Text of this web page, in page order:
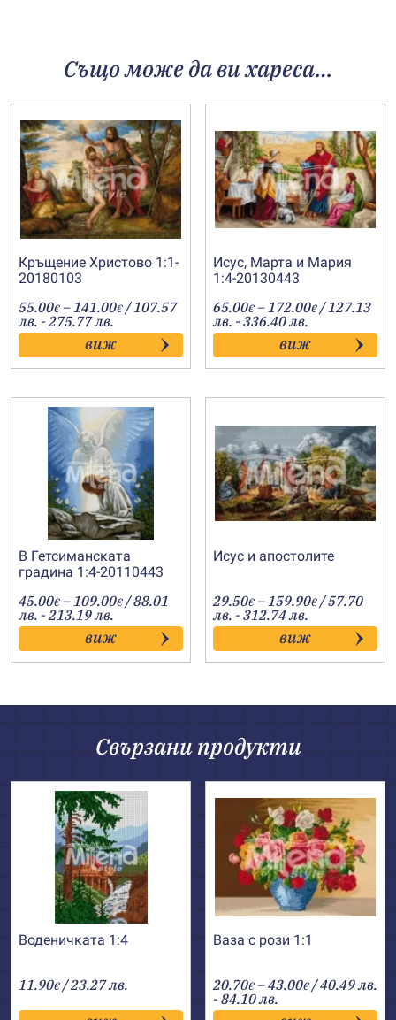
Също може да ви хареса…
Кръщение Христово 1:1-
20180103
55.00€ –141.00€Price
range:
55.00€
through
141.00€
/ 107.57
лв. - 275.77 лв.
виж
Исус, Марта и Мария
1:4-20130443
65.00€ –172.00€Price
range:
65.00€
through
172.00€
/ 127.13
лв. - 336.40 лв.
виж
В Гетсиманската
градина 1:4-20110443
45.00€ –109.00€Price
range:
45.00€
through
109.00€
/ 88.01
лв. - 213.19 лв.
виж
Исус и апостолите
29.50€ –159.90€Price
range:
29.50€
through
159.90€
/ 57.70
лв. - 312.74 лв.
виж
Свързани продукти
Воденичката 1:4
11.90€ / 23.27 лв.
Ваза с рози 1:1
20.70€ –43.00€Price
range:
20.70€
/ 40.49 лв.
- 84.10 лв.